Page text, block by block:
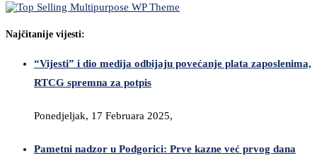
Najčitanije vijesti:
“Vijesti” i dio medija odbijaju povećanje plata zaposlenima,
RTCG spremna za potpis
Ponedjeljak, 17 Februara 2025,
Pametni nadzor u Podgorici: Prve kazne već prvog dana